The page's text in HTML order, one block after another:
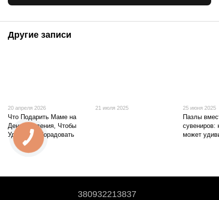
Другие записи
20 апреля 2026
Что Подарить Маме на
День Рождения, Чтобы
Удивить и Порадовать
21 июля 2025 25 июня 2025
Пазлы
сувениров:
может
380932213837